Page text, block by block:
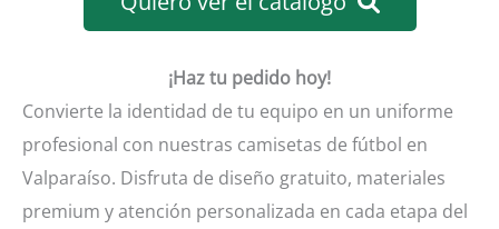
¡Haz tu pedido hoy!
Convierte la identidad de tu equipo en un uniforme
profesional con nuestras camisetas de fútbol en
Valparaíso. Disfruta de diseño gratuito, materiales
premium y atención personalizada en cada etapa del